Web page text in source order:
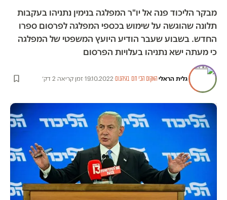
מבקר הליכוד פנה אל יו"ר המפלגה בנימין נתניהו בעקבות
תלונה שהוגשה על שימוש בכספי המפלגה לפרסום ספרו
החדש. בשבוע שעבר הודיע היועץ המשפטי של המפלגה
כי מעתה ישא נתניהו בעלויות הפרסום
גלית הראלי·המקום הכי חם בגיהנום·
19.10.2022
·זמן קריאה 2 דק׳